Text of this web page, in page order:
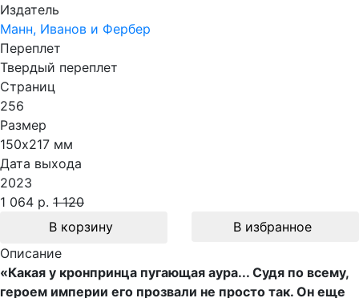
Издатель
Манн, Иванов и Фербер
Переплет
Твердый переплет
Страниц
256
Размер
150х217 мм
Дата выхода
2023
1 064 р. 1 120
В корзину
В избранное
Описание
«Какая у кронпринца пугающая аура... Судя по всему,
героем империи его прозвали не просто так. Он еще